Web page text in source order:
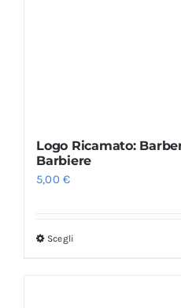
Logo Ricamato:
Barbiere
5,00€
Scegli